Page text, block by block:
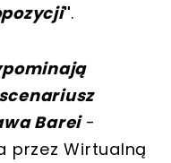
".
Barei-
przez Wirtualną